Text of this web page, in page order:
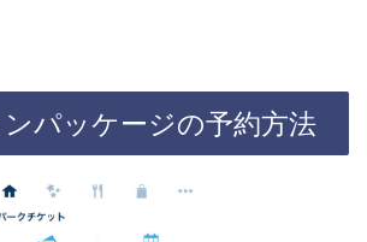
パッケージの予約方法